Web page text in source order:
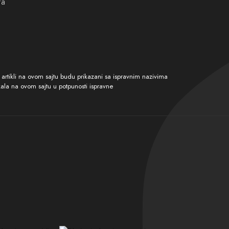
na ovom sajtu budu prikazani sa ispravnim nazivima
na ovom sajtu u potpunosti ispravne